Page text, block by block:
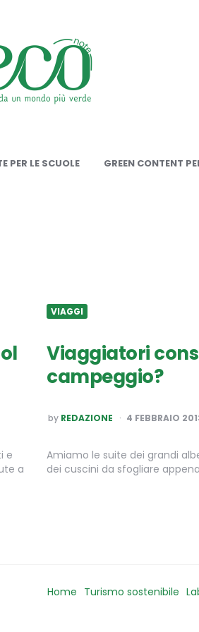
PER LE SCUOLE GREEN CONTENT
e
a
VIAGGI
Viaggiatori
campeggio?
POSTED
BY
by REDAZIONE 4 FEBBRAIO
Amiamo le suite dei grandi
dei cuscini da sfogliare
Home Turismo sostenibile